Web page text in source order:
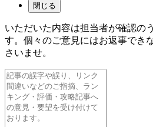
閉じる
いただいた内容は担当者が確認の
す。個々のご意見にはお返事でき
さいませ。